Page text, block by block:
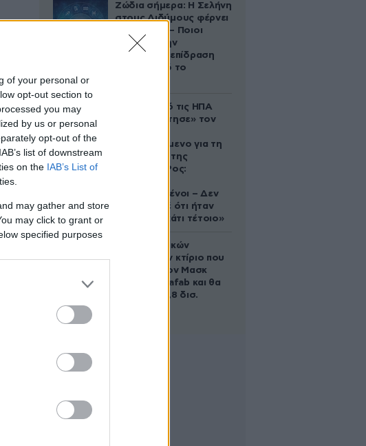
of your personal or
opt-out section to
you may
by us or personal
opt-out of the
list of downstream
on the IAB’s List of
may gather and store
may click to grant or
specified purposes
Ζώδια σήμερα: Η Σελήνη
στους Διδύμους φέρνει
ανατροπές – Ποιοι
δέχονται την
ευεργετική επίδραση
του Δία από το
Ζευγάρι από τις ΗΠΑ
που «υιοθέτησε» τον
κατηγορούμενο για τη
δολοφονία της
Ελίζαμπεθ Ρος:
συντετριμμένοι – Δεν
έδειξε ποτέ ότι ήταν
ικανός για κάτι τέτοιο»
Το φαραωνικών
διαστάσεων κτίριο που
χτίζει ο Έλον Μασκ
λέγεται Terafab και θα
κοστίσει 16,8 δισ.